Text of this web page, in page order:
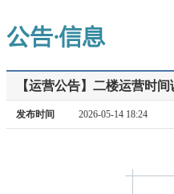
【运营公告】二楼运营时
发布时间 2026-05-14 18:24